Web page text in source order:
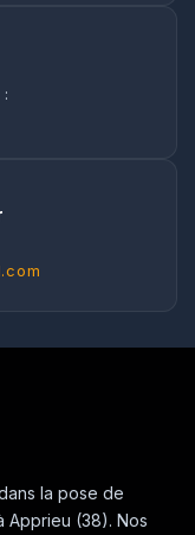
la pose de
Apprieu (38). Nos